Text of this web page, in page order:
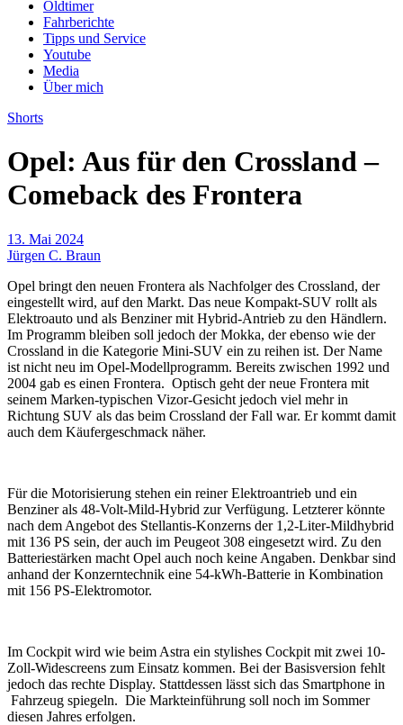
Oldtimer
Fahrberichte
Tipps und Service
Youtube
Media
Über mich
Shorts
Opel: Aus für den Crossland –
Comeback des Frontera
13. Mai 2024
Jürgen C. Braun
Opel bringt den neuen Frontera als Nachfolger des Crossland, der
eingestellt wird, auf den Markt. Das neue Kompakt-SUV rollt als
Elektroauto und als Benziner mit Hybrid-Antrieb zu den Händlern.
Im Programm bleiben soll jedoch der Mokka, der ebenso wie der
Crossland in die Kategorie Mini-SUV ein zu reihen ist. Der Name
ist nicht neu im Opel-Modellprogramm. Bereits zwischen 1992 und
2004 gab es einen Frontera. Optisch geht der neue Frontera mit
seinem Marken-typischen Vizor-Gesicht jedoch viel mehr in
Richtung SUV als das beim Crossland der Fall war. Er kommt damit
auch dem Käufergeschmack näher.
Für die Motorisierung stehen ein reiner Elektroantrieb und ein
Benziner als 48-Volt-Mild-Hybrid zur Verfügung. Letzterer könnte
nach dem Angebot des Stellantis-Konzerns der 1,2-Liter-Mildhybrid
mit 136 PS sein, der auch im Peugeot 308 eingesetzt wird. Zu den
Batteriestärken macht Opel auch noch keine Angaben. Denkbar sind
anhand der Konzerntechnik eine 54-kWh-Batterie in Kombination
mit 156 PS-Elektromotor.
Im Cockpit wird wie beim Astra ein stylishes Cockpit mit zwei 10-
Zoll-Widescreens zum Einsatz kommen. Bei der Basisversion fehlt
jedoch das rechte Display. Stattdessen lässt sich das Smartphone in
Fahrzeug spiegeln. Die Markteinführung soll noch im Sommer
diesen Jahres erfolgen.